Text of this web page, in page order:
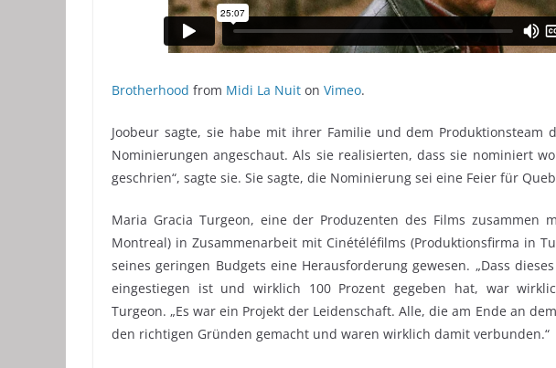
Brotherhood from Midi La Nuit on Vimeo.
Joobeur sagte, sie habe mit ihrer Familie und dem Produktionsteam
Nominierungen angeschaut. Als sie realisierten, dass sie nominiert
geschrien“, sagte sie. Sie sagte, die Nominierung sei eine Feier für
Maria Gracia Turgeon, eine der Produzenten des Films zusammen
Montreal) in Zusammenarbeit mit Cinétéléfilms (Produktionsfirma in
seines geringen Budgets eine Herausforderung gewesen. „Dass
eingestiegen ist und wirklich 100 Prozent gegeben hat, war
Turgeon. „Es war ein Projekt der Leidenschaft. Alle, die am Ende an
den richtigen Gründen gemacht und waren wirklich damit verbunden.“